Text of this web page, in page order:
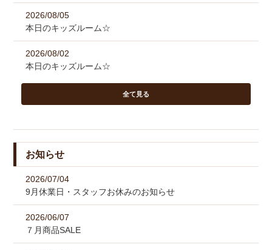
2026/08/05
本日のキッズルーム☆
2026/08/02
本日のキッズルーム☆
全て見る
お知らせ
2026/07/04
9月休業日・スタッフお休みのお知らせ
2026/06/07
７月商品SALE